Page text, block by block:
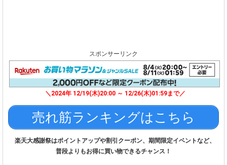
スポンサーリンク
＼2024年 12/19(木)20:00 ～ 12/26(木)01:59まで／
売れ筋ランキングはこちら
楽天大感謝祭はポイントアップや割引クーポン、期間限定イベントなど、
普段よりもお得に買い物できるチャンス！